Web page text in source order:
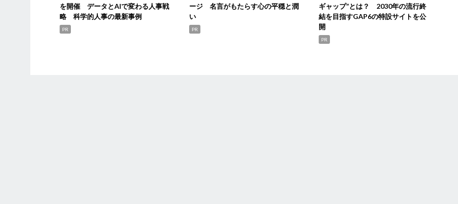
を開催 データとAIで変わる人事戦
略 科学的人事の最新事例
PR
ージ 名言がもたらす心の平穏と潤
い
PR
ギャップ”とは？ 2030年の流行終
結を目指すGAP6の特設サイトを公
開
PR